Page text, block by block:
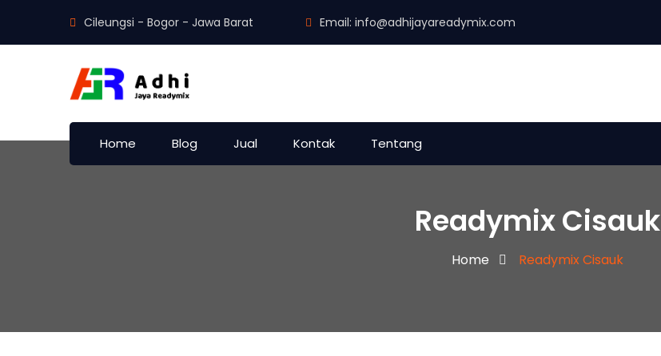
Cileungsi - Bogor - Jawa Barat Email: info@adhijayareadymix.com
Home Blog Jual Kontak Tentang
Readymix Cisauk
Home Readymix Cisauk